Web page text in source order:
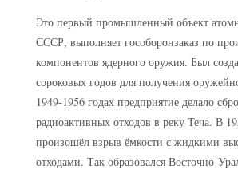
Это первый промышленный объект
СССР, выполняет гособоронзаказ по
компонентов ядерного оружия. Был
сороковых годов для получения
1949-1956 годах предприятие делало
радиоактивных отходов в реку Теча. В
произошёл взрыв ёмкости с жидкими
отходами. Так образовался Восточно-